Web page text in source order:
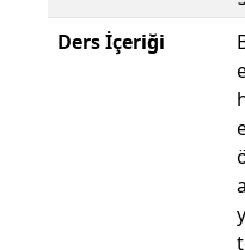
Ders İçeriği